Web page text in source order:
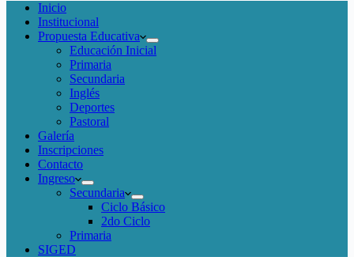
Inicio
Institucional
Propuesta Educativa
Educación Inicial
Primaria
Secundaria
Inglés
Deportes
Pastoral
Galería
Inscripciones
Contacto
Ingreso
Secundaria
Ciclo Básico
2do Ciclo
Primaria
SIGED